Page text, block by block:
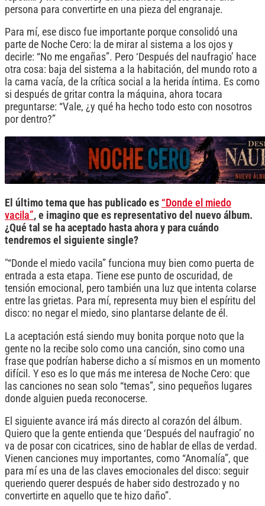
persona para convertirte en una pieza del engranaje.
Para mí, ese disco fue importante porque consolidó una
parte de Noche Cero: la de mirar al sistema a los ojos y
decirle: “No me engañas”. Pero ‘Después del naufragio’ hace
otra cosa: baja del sistema a la habitación, del mundo roto a
la cama vacía, de la crítica social a la herida íntima. Es como
si después de gritar contra la máquina, ahora tocara
preguntarse: “Vale, ¿y qué ha hecho todo esto con nosotros
por dentro?”
El último tema que has publicado es “Donde el miedo
vacila”, e imagino que es representativo del nuevo álbum.
¿Qué tal se ha aceptado hasta ahora y para cuándo
tendremos el siguiente single?
"“Donde el miedo vacila” funciona muy bien como puerta de
entrada a esta etapa. Tiene ese punto de oscuridad, de
tensión emocional, pero también una luz que intenta colarse
entre las grietas. Para mí, representa muy bien el espíritu del
disco: no negar el miedo, sino plantarse delante de él.
La aceptación está siendo muy bonita porque noto que la
gente no la recibe solo como una canción, sino como una
frase que podrían haberse dicho a sí mismos en un momento
difícil. Y eso es lo que más me interesa de Noche Cero: que
las canciones no sean solo “temas”, sino pequeños lugares
donde alguien pueda reconocerse.
El siguiente avance irá más directo al corazón del álbum.
Quiero que la gente entienda que ‘Después del naufragio’ no
va de posar con cicatrices, sino de hablar de ellas de verdad.
Vienen canciones muy importantes, como “Anomalía”, que
para mí es una de las claves emocionales del disco: seguir
queriendo querer después de haber sido destrozado y no
convertirte en aquello que te hizo daño”.